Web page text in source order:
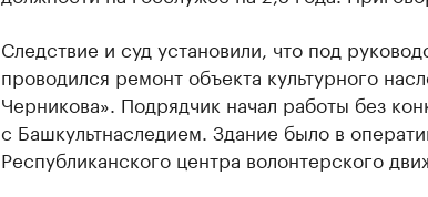
Следствие и суд установили, что под
проводился ремонт объекта культурного
Черникова». Подрядчик начал работы без
с Башкультнаследием. Здание было в
Республиканского центра волонтерского